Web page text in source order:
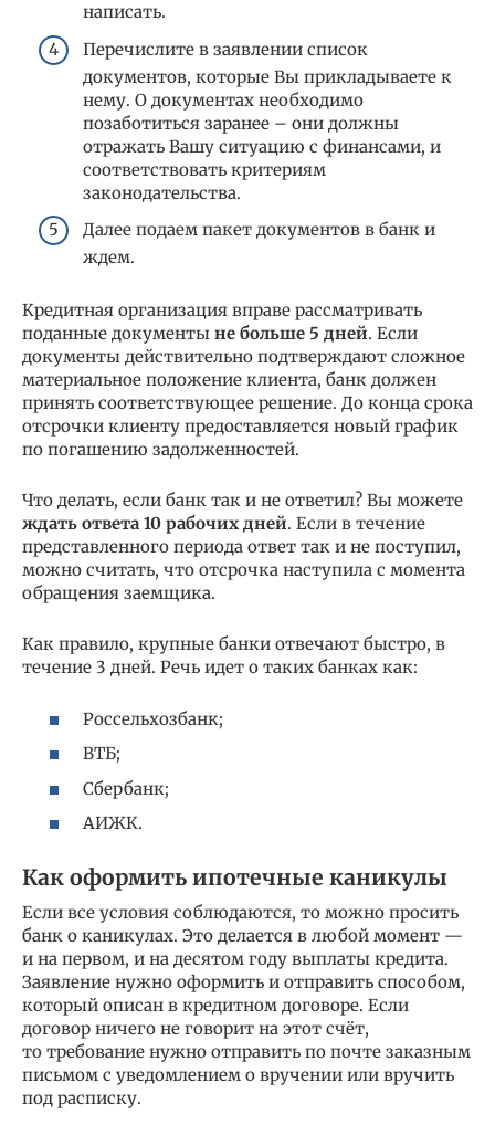
написать.
Перечислите в заявлении список
документов, которые Вы прикладываете к
нему. О документах необходимо
позаботиться заранее – они должны
отражать Вашу ситуацию с финансами, и
соответствовать критериям
законодательства.
Далее подаем пакет документов в банк и
ждем.
Кредитная организация вправе рассматривать
поданные документы не больше 5 дней. Если
документы действительно подтверждают сложное
материальное положение клиента, банк должен
принять соответствующее решение. До конца срока
отсрочки клиенту предоставляется новый график
по погашению задолженностей.
Что делать, если банк так и не ответил? Вы можете
ждать ответа 10 рабочих дней. Если в течение
представленного периода ответ так и не поступил,
можно считать, что отсрочка наступила с момента
обращения заемщика.
Как правило, крупные банки отвечают быстро, в
течение 3 дней. Речь идет о таких банках как:
Россельхозбанк;
ВТБ;
Сбербанк;
АИЖК.
Как оформить ипотечные каникулы
Если все условия соблюдаются, то можно просить
банк о каникулах. Это делается в любой момент —
и на первом, и на десятом году выплаты кредита.
Заявление нужно оформить и отправить способом,
который описан в кредитном договоре. Если
договор ничего не говорит на этот счёт,
то требование нужно отправить по почте заказным
письмом с уведомлением о вручении или вручить
под расписку.